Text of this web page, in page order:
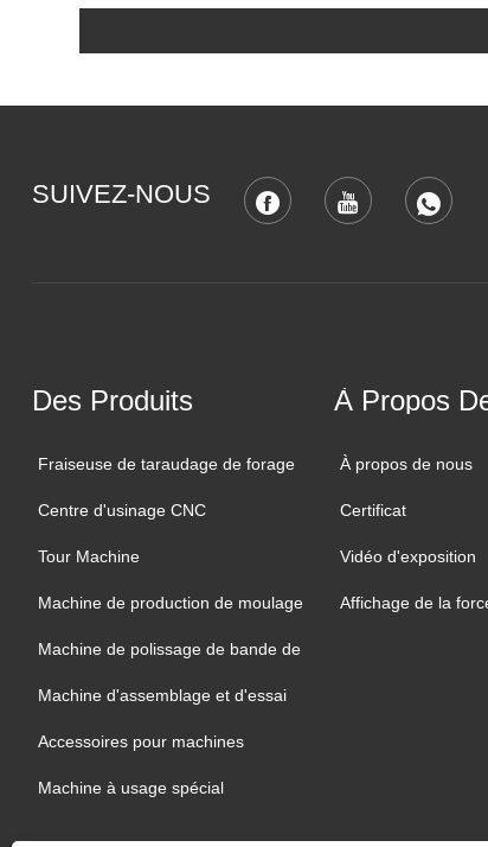
SUIVEZ-NOUS
Des Produits
Fraiseuse de taraudage de forage
Centre d'usinage CNC
Tour Machine
Machine de production de moulage
Machine de polissage de bande de
Machine d'assemblage et d'essai
Accessoires pour machines
Machine à usage spécial
À Propos
À propos de nous
Certificat
Vidéo d'exposition
Affichage de la